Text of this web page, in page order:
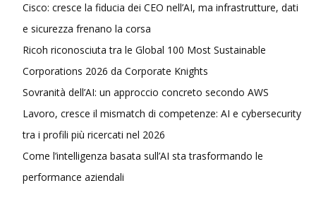
Cisco: cresce la fiducia dei CEO nell’AI, ma infrastrutture, dati
e sicurezza frenano la corsa
Ricoh riconosciuta tra le Global 100 Most Sustainable
Corporations 2026 da Corporate Knights
Sovranità dell’AI: un approccio concreto secondo AWS
Lavoro, cresce il mismatch di competenze: AI e cybersecurity
tra i profili più ricercati nel 2026
Come l’intelligenza basata sull’AI sta trasformando le
performance aziendali